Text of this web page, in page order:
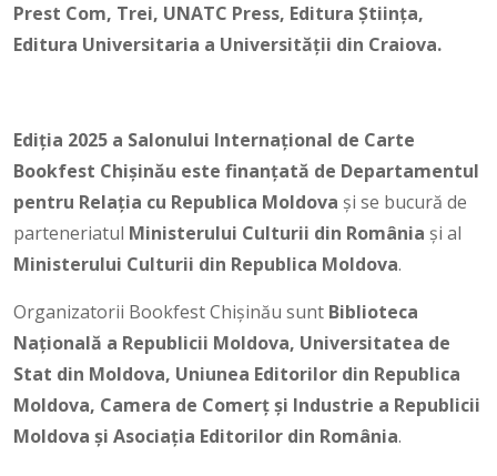
Prest Com, Trei, UNATC Press, Editura Ştiinţa,
Editura Universitaria a Universităţii din Craiova.
Ediția 2025 a Salonului Internațional de Carte
Bookfest Chișinău este finanțată de Departamentul
pentru Relația cu Republica Moldova și se bucură de
parteneriatul Ministerului Culturii din România și al
Ministerului Culturii din Republica Moldova.
Organizatorii Bookfest Chișinău sunt Biblioteca
Națională a Republicii Moldova, Universitatea de
Stat din Moldova, Uniunea Editorilor din Republica
Moldova, Camera de Comerț și Industrie a Republicii
Moldova și Asociația Editorilor din România.